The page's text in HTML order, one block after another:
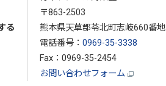
る
〒863-2503
熊本県天草郡苓北町志岐660番地
電話番号： 0969-35-3338
Fax：0969-35-2454
お問い合わせフォーム